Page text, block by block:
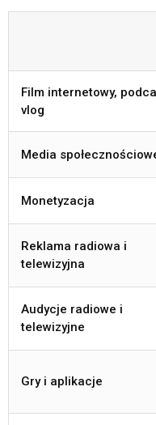
Film internetowy,
vlog
Media
Monetyzacja
Reklama radiowa i
telewizyjna
Audycje radiowe i
telewizyjne
Gry i aplikacje